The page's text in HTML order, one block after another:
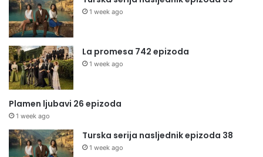
1 week ago
La promesa 742 epizoda
1 week ago
Plamen ljubavi 26 epizoda
1 week ago
Turska serija nasljednik epizoda 38
1 week ago